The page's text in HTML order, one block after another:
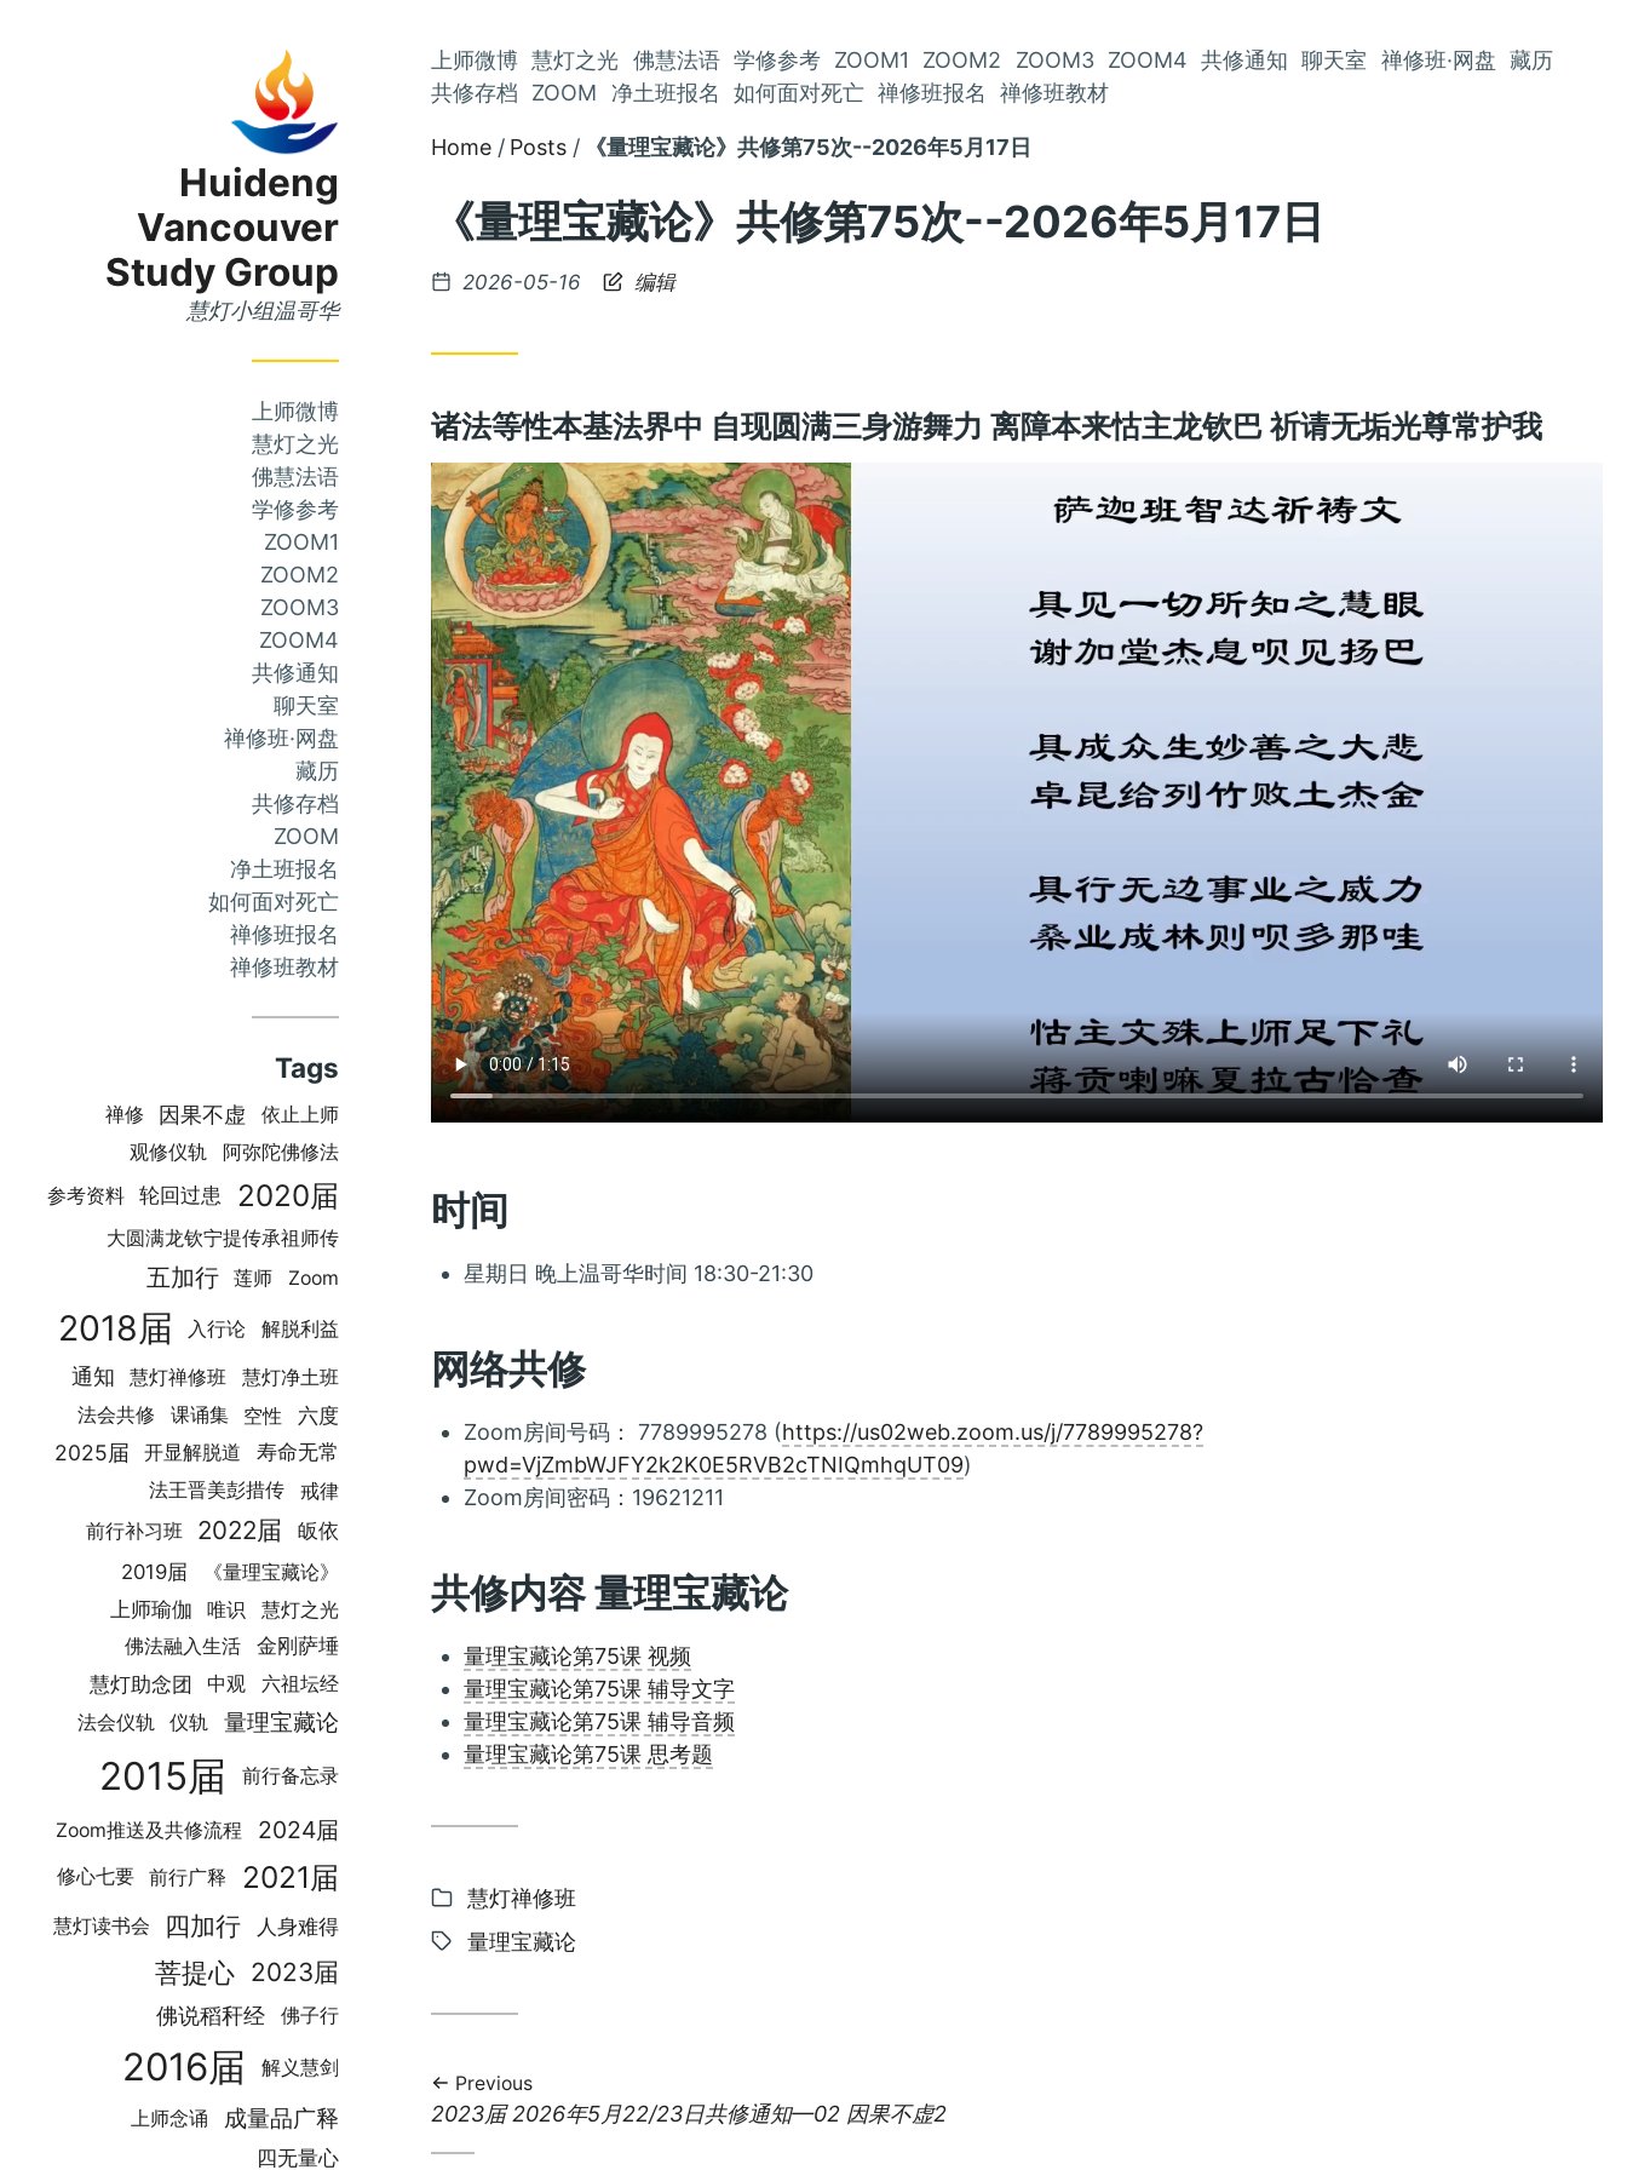
Huideng
Vancouver
Study Group
慧灯小组温哥华
上师微博
慧灯之光
佛慧法语
学修参考
ZOOM1
ZOOM2
ZOOM3
ZOOM4
共修通知
聊天室
禅修班·网盘
藏历
共修存档
ZOOM
净土班报名
如何面对死亡
禅修班报名
禅修班教材
Tags
禅修 因果不虚
依止上师
观修仪轨
阿弥陀佛修法
参考资料
轮回过患 2020届
大圆满龙钦宁提传承祖师传
五加行 莲师 Zoom
2018届 入行论 解脱利益
通知 慧灯禅修班
慧灯净土班
法会共修
课诵集 空性 六度
2025届 开显解脱道 寿命无常
法王晋美彭措传 戒律
前行补习班 2022届
皈依
2019届
《量理宝藏论》
上师瑜伽 唯识 慧灯之光
佛法融入生活
金刚萨埵
慧灯助念团
中观
六祖坛经
法会仪轨
仪轨 量理宝藏论
2015届 前行备忘录
Zoom推送及共修流程 2024届
修心七要 前行广释 2021届
慧灯读书会 四加行 人身难得
菩提心 2023届
佛说稻秆经 佛子行
2016届 解义慧剑
上师念诵 成量品广释
四无量心
Skip
Content
上师微博 慧灯之光 佛慧法语 学修参考 ZOOM1 ZOOM2 ZOOM3 ZOOM4 共修通知 聊天室 禅修班·网盘 藏历
共修存档
ZOOM 净土班报名 如何面对死亡 禅修班报名 禅修班教材
Home Posts 《量理宝藏论》共修第75次--2026年5月17日
《量理宝藏论》共修第75次--2026年5月17日
Posted
2026-05-16 编辑
诸法等性本基法界中 自现圆满三身游舞力 离障本来怙主龙钦巴 祈请无垢光尊常护我
时间
星期日 晚上温哥华时间 18:30-21:30
网络共修
Zoom房间号码： 7789995278 (https://us02web.zoom.us/j/7789995278?
pwd=VjZmbWJFY2k2K0E5RVB2cTNIQmhqUT09)
Zoom房间密码：19621211
共修内容 量理宝藏论
量理宝藏论第75课 视频
量理宝藏论第75课 辅导文字
量理宝藏论第75课 辅导音频
量理宝藏论第75课 思考题
Categories:
慧灯禅修班
Tags:
量理宝藏论
Previous
Previous
2023届 2026年5月22/23日共修通知—02 因果不虚2